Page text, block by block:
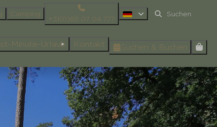
Camping
+31(0)85 07 04 777
Minute-Urlaub Kontakt Suchen & Buchen